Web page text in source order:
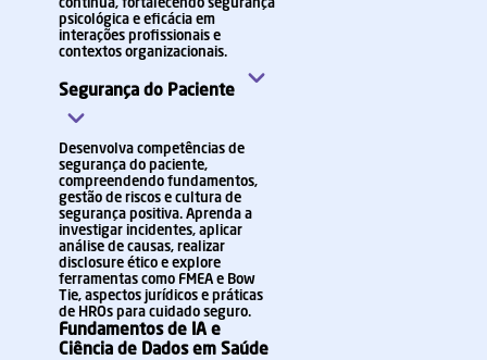
contínua, fortalecendo segurança
psicológica e eficácia em
interações profissionais e
contextos organizacionais.
Segurança do Paciente
Desenvolva competências de
segurança do paciente,
compreendendo fundamentos,
gestão de riscos e cultura de
segurança positiva. Aprenda a
investigar incidentes, aplicar
análise de causas, realizar
disclosure ético e explore
ferramentas como FMEA e Bow
Tie, aspectos jurídicos e práticas
de HROs para cuidado seguro.
Fundamentos de IA e
Ciência de Dados em Saúde